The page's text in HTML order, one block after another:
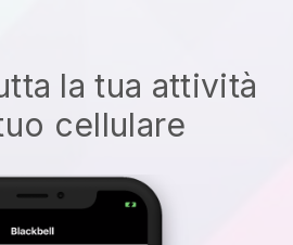
la tua attività
cellulare